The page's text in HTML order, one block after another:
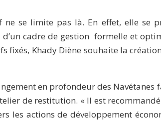
se limite pas là. En effet, elle se
cadre de gestion formelle et
fixés, Khady Diène souhaite la
en profondeur des
de restitution. « Il est
les actions de développement